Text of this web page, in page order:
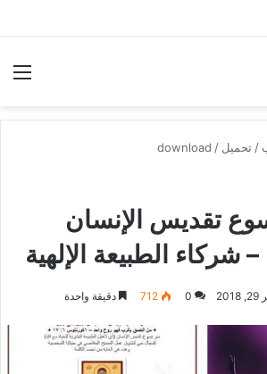
/ تحميل /
download
تقديس الإنسان
– شركاء الطبيعة الإلهية
0
712 دقيقة واحدة